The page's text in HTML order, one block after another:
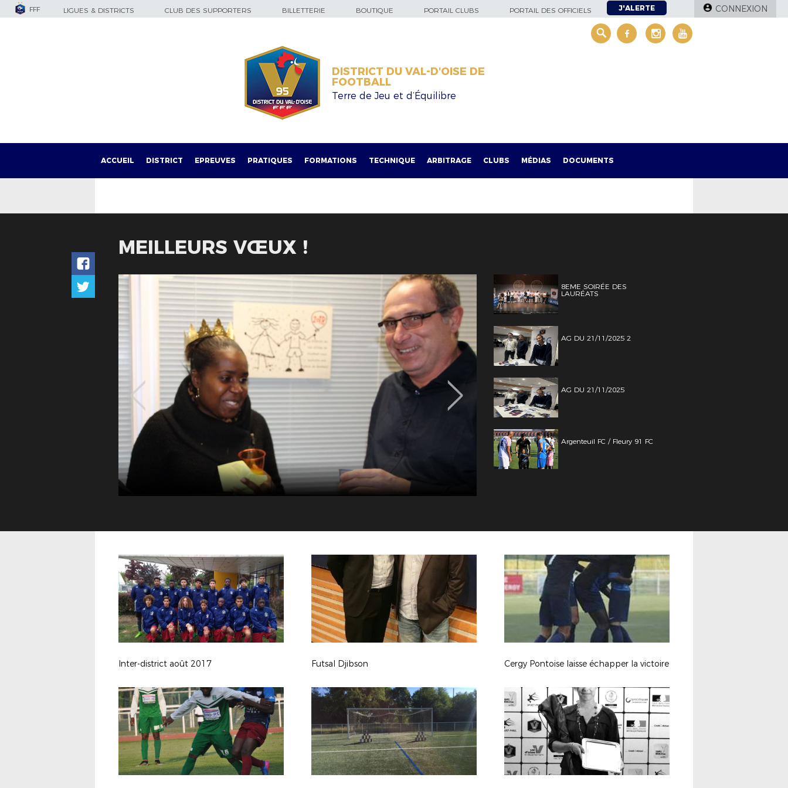
FFF LIGUES & DISTRICTS CLUB DES SUPPORTERS BILLETTERIE BOUTIQUE PORTAIL CLUBS PORTAIL DES OFFICIELS J'ALERTE CONNEXION
DISTRICT DU VAL-D'OISE DE
FOOTBALL
Terre de Jeu et d’Équilibre
ACCUEIL DISTRICT EPREUVES PRATIQUES FORMATIONS TECHNIQUE ARBITRAGE CLUBS MÉDIAS DOCUMENTS
MEILLEURS VŒUX !
8EME SOIRÉE DES
LAURÉATS
AG DU 21/11/2025 2
AG DU 21/11/2025
Argenteuil FC / Fleury 91 FC
Inter-district août 2017 Futsal Djibson Cergy Pontoise laisse échapper la victoire